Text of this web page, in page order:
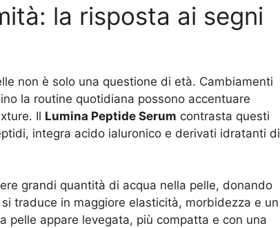
la risposta ai segni
non è solo una questione di età. Cambiamenti
la routine quotidiana possono accentuare
Il Lumina Peptide Serum contrasta questi
integra acido ialuronico e derivati idratanti di
grandi quantità di acqua nella pelle, donando
traduce in maggiore elasticità, morbidezza e un
pelle appare levegata, più compatta e con una